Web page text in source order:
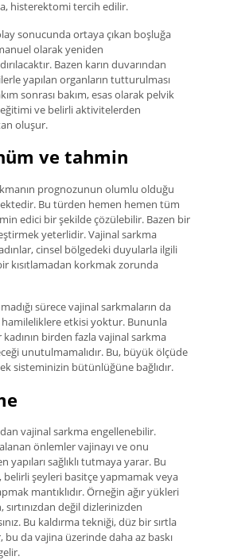
histerektomi tercih edilir.
sonucunda ortaya çıkan boşluğa
olarak yeniden
Bazen karın duvarından
yapılan organların tutturulması
sonrası bakım, esas olarak pelvik
ve belirli aktivitelerden
oluşur.
ve tahmin
prognozunun olumlu olduğu
Bu türden hemen hemen tüm
edici bir şekilde çözülebilir. Bazen bir
yeterlidir. Vajinal sarkma
cinsel bölgedeki duyularla ilgili
kısıtlamadan korkmak zorunda
sürece vajinal sarkmaların da
etkisi yoktur. Bununla
birden fazla vajinal sarkma
unutulmamalıdır. Bu, büyük ölçüde
sisteminizin bütünlüğüne bağlıdır.
vajinal sarkma engellenebilir.
önlemler vajinayı ve onu
yapıları sağlıklı tutmaya yarar. Bu
belirli şeyleri basitçe yapmamak veya
mantıklıdır. Örneğin ağır yükleri
sırtınızdan değil dizlerinizden
Bu kaldırma tekniği, düz bir sırtla
bu da vajina üzerinde daha az baskı